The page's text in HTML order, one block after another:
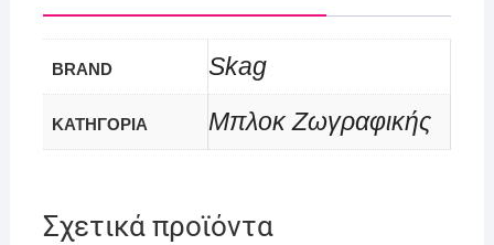
BRAND Skag
ΚΑΤΗΓΟΡΙΑ Μπλοκ Ζωγραφικής
Σχετικά προϊόντα